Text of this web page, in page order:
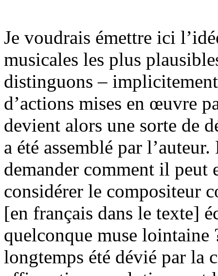
Je voudrais émettre ici
musicales les plus
distinguons –
d’actions mises en œuvre
devient alors une sorte de
a été assemblé par
demander comment il peut
considérer le compositeur
[en français dans le texte]
quelconque muse lointaine
longtemps été dévié par la